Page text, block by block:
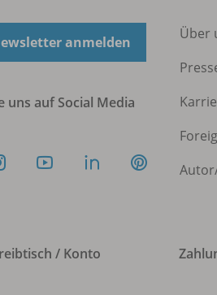
anmelden
uns auf Social Media
Über
/ Konto